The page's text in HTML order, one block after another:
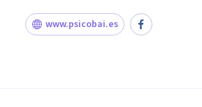
www.psicobai.es